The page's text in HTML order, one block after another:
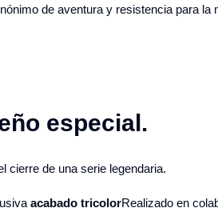
de aventura y resistencia para la
especial.
cierre de una serie legendaria.
acabado tricolorRealizado en